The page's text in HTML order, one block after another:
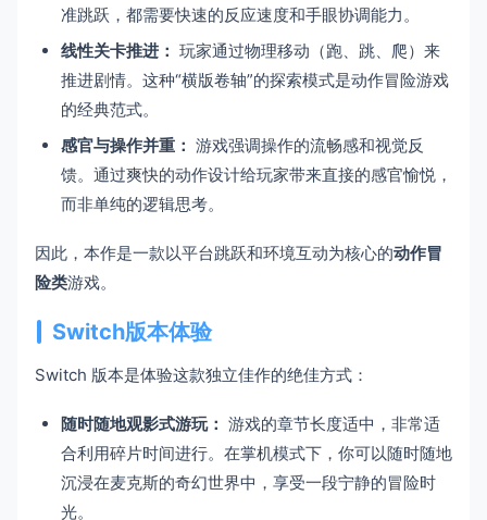
准跳跃，都需要快速的反应速度和手眼协调能力。
线性关卡推进： 玩家通过物理移动（跑、跳、爬）来
推进剧情。这种“横版卷轴”的探索模式是动作冒险游戏
的经典范式。
感官与操作并重： 游戏强调操作的流畅感和视觉反
馈。通过爽快的动作设计给玩家带来直接的感官愉悦，
而非单纯的逻辑思考。
因此，本作是一款以平台跳跃和环境互动为核心的动作冒
险类游戏。
Switch版本体验
Switch 版本是体验这款独立佳作的绝佳方式：
随时随地观影式游玩： 游戏的章节长度适中，非常适
合利用碎片时间进行。在掌机模式下，你可以随时随地
沉浸在麦克斯的奇幻世界中，享受一段宁静的冒险时
光。